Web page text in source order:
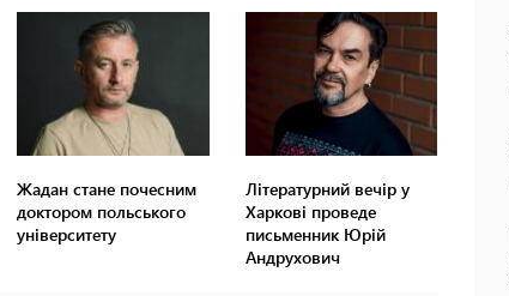
Жадан стане почесним
доктором польського
університету
Літературний вечір у
Харкові проведе
письменник Юрій
Андрухович